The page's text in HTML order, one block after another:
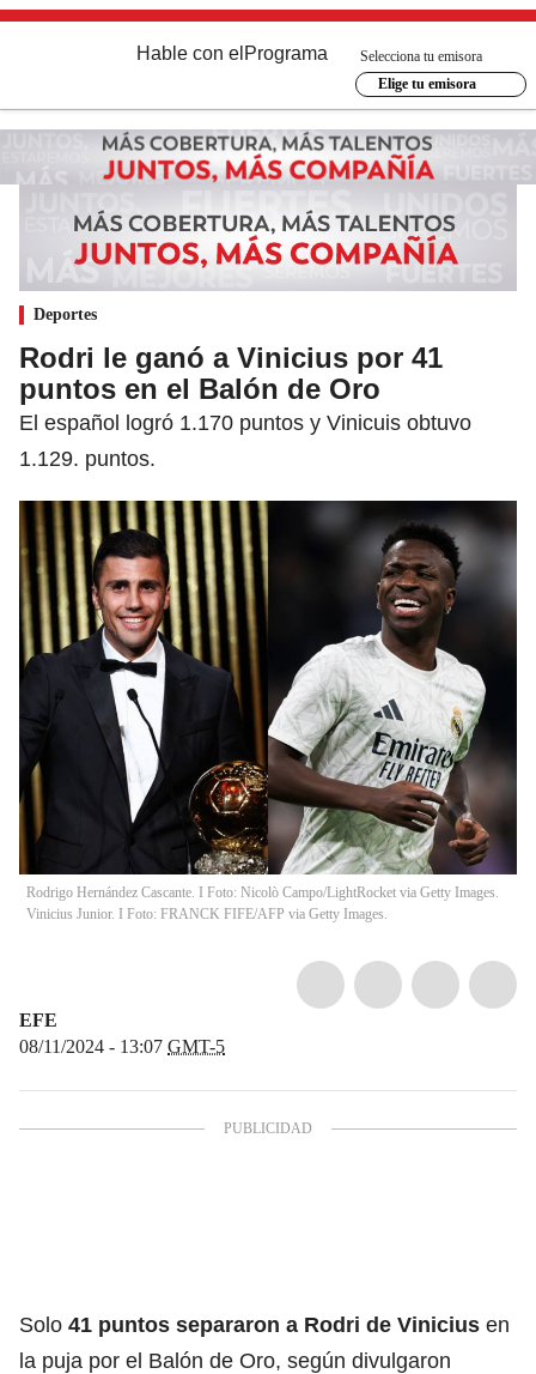
Hable con el Programa
Selecciona tu emisora
Elige tu emisora
Deportes
Rodri le ganó a Vinicius por 41
puntos en el Balón de Oro
El español logró 1.170 puntos y Vinicuis obtuvo
1.129. puntos.
Rodrigo Hernández Cascante. I Foto: Nicolò Campo/LightRocket via Getty Images.
Vinicius Junior. I Foto: FRANCK FIFE/AFP via Getty Images.
EFE
08/11/2024 - 13:07 GMT-5
Solo 41 puntos separaron a Rodri de Vinicius en
la puja por el Balón de Oro, según divulgaron